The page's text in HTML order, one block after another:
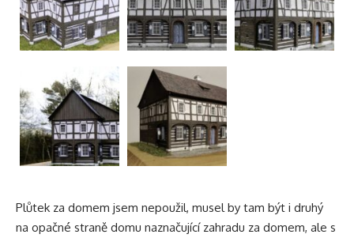
Plůtek za domem jsem nepoužil, musel by tam být i druhý
na opačné straně domu naznačující zahradu za domem, ale s